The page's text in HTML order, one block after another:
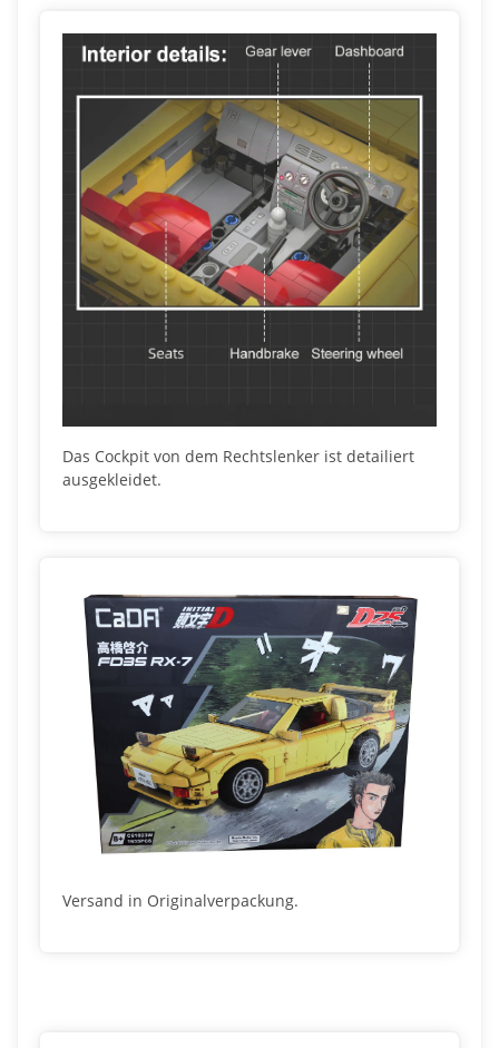
Das Cockpit von dem Rechtslenker ist detailiert
ausgekleidet.
Versand in Originalverpackung.